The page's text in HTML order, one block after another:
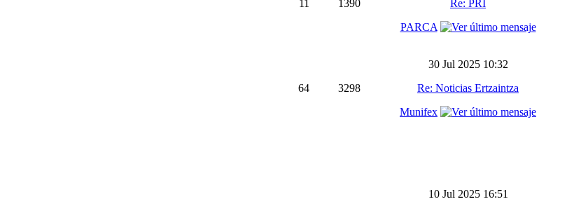
11 1390
Re: PRI
PARCA
64 3298
30 Jul 2025 10:32
Re: Noticias Ertzaintza
Munifex
10 Jul 2025 16:51